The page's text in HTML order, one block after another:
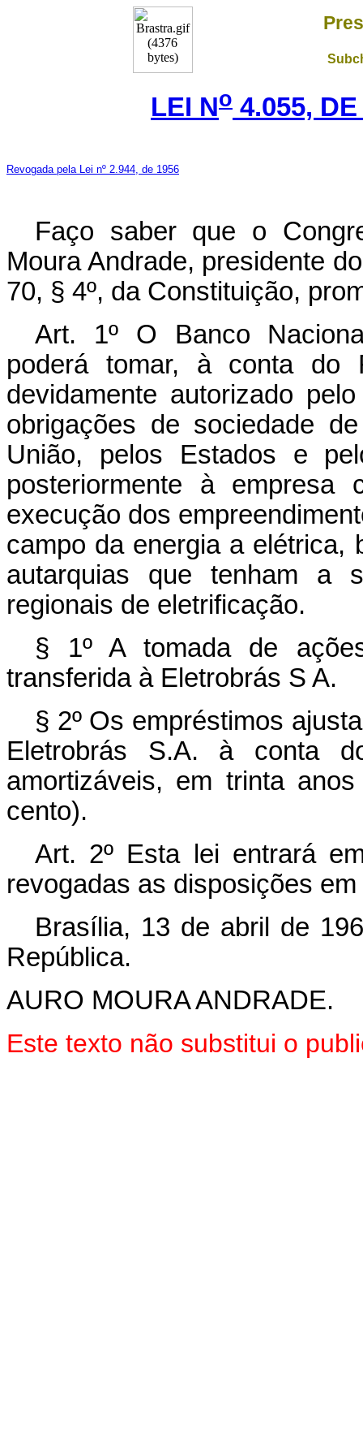
LEI No 4.055,
Revogada pela Lei nº 2.944, de 1956
Faço saber que o
Moura Andrade, presidente
70, § 4º, da Constituição,
Art. 1º O Banco
poderá tomar, à conta do
devidamente autorizado
obrigações de sociedade
União, pelos Estados e
posteriormente à empresa
execução dos
campo da energia a elétrica,
autarquias que tenham a
regionais de eletrificação.
§ 1º A tomada de
transferida à Eletrobrás S A.
§ 2º Os empréstimos
Eletrobrás S.A. à conta
amortizáveis, em trinta
cento).
Art. 2º Esta lei entrará
revogadas as disposições
Brasília, 13 de abril de
República.
AURO MOURA ANDRADE.
Este texto não substitui o